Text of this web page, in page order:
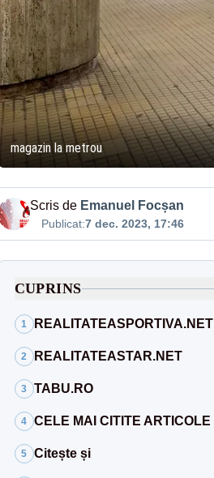
magazin la metrou
Scris de Emanuel Focșan
Publicat:7 dec. 2023, 17:46
CUPRINS
1 REALITATEASPORTIVA.NET
2 REALITATEASTAR.NET
3 TABU.RO
4 CELE MAI CITITE ARTICOLE
5 Citește și